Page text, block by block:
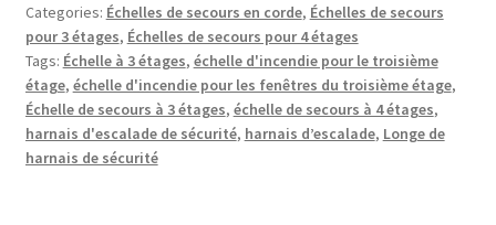
10
m
avec
Harnais
4
étages
Categories: Échelles de secours en corde, Échelles de secours
pour 3 étages, Échelles de secours pour 4 étages
Tags: Échelle à 3 étages, échelle d'incendie pour le troisième
étage, échelle d'incendie pour les fenêtres du troisième étage,
Échelle de secours à 3 étages, échelle de secours à 4 étages,
harnais d'escalade de sécurité, harnais d’escalade, Longe de
harnais de sécurité